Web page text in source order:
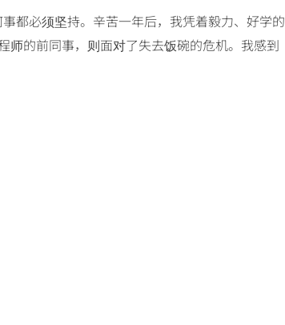
都必须坚持。辛苦一年后，我凭着毅力、好学的
师的前同事，则面对了失去饭碗的危机。我感到